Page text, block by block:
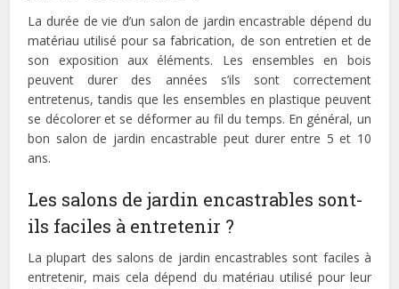
La durée de vie d’un salon de jardin encastrable dépend du
matériau utilisé pour sa fabrication, de son entretien et de
son exposition aux éléments. Les ensembles en bois
peuvent durer des années s’ils sont correctement
entretenus, tandis que les ensembles en plastique peuvent
se décolorer et se déformer au fil du temps. En général, un
bon salon de jardin encastrable peut durer entre 5 et 10
ans.
Les salons de jardin encastrables sont-
ils faciles à entretenir ?
La plupart des salons de jardin encastrables sont faciles à
entretenir, mais cela dépend du matériau utilisé pour leur